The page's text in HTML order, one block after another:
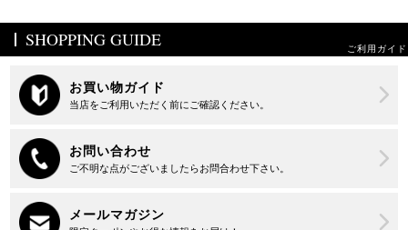
SHOPPING GUIDE ご利用ガイド